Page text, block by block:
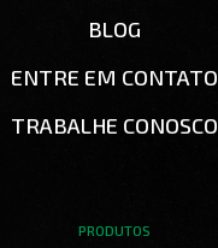
BLOG
ENTRE EM CONTATO
TRABALHE CONOSCO
PRODUTOS